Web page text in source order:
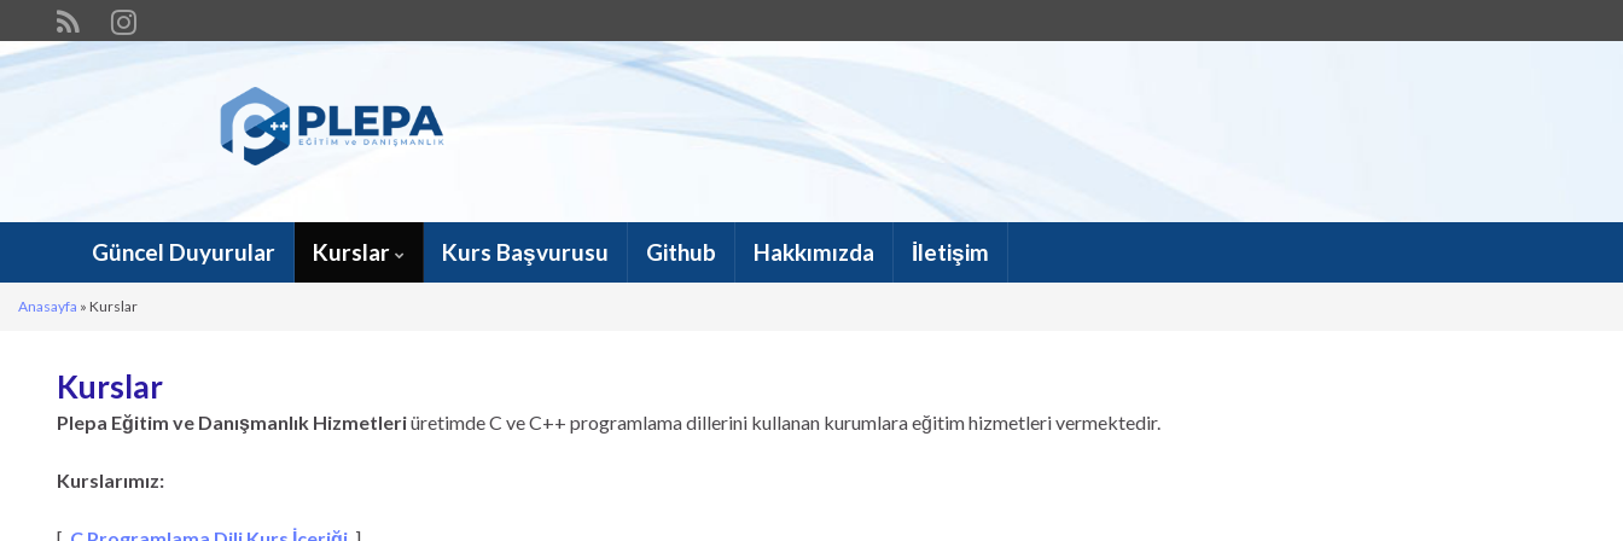
Güncel Duyurular Kurslar Kurs Başvurusu Github Hakkımızda İletişim
Anasayfa » Kurslar
Kurslar
Plepa Eğitim ve Danışmanlık Hizmetleriüretimde C ve C++ programlama dillerini kullanan kurumlara eğitim hizmetleri vermektedir.
Kurslarımız: